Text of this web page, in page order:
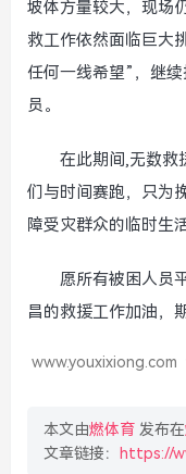
坡体方量较大，现场
救工作依然面临巨大
任何一线希望”，继
员。
在此期间,无数救
们与时间赛跑，只为
障受灾群众的临时生
愿所有被困人员
昌的救援工作加油，
www.youxixiong.com
本文由燃体育 发布在
文章链接：
https://